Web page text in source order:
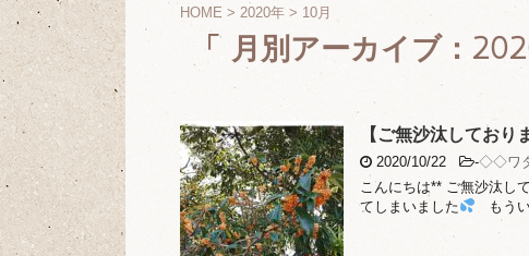
HOME > 2020年 > 10月
「 月別アーカイブ：
【ご無沙汰してお
2020/10/22 -◇◇ワ
こんにちは** ご無沙汰し
てしまいました
もう